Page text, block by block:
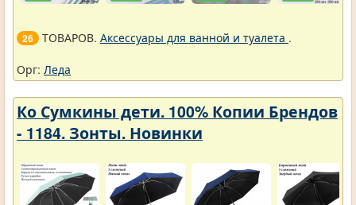
26 ТОВАРОВ. Аксессуары для ванной и туалета .
Орг: Леда
Ко Сумкины дети. 100% Копии Брендов
- 1184. Зонты. Новинки